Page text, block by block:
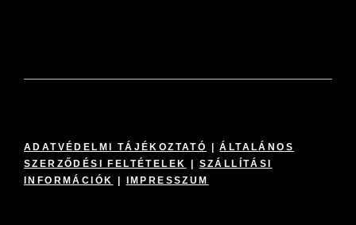
ADATVÉDELMI TÁJÉKOZTATÓ |ÁLTALÁNOS
SZERZŐDÉSI FELTÉTELEK
SZÁLLÍTÁSI
INFORMÁCIÓK
IMPRESSZUM